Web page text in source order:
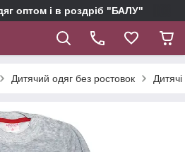
оптом і в роздріб "БАЛУ"
Дитячий одяг без ростовок